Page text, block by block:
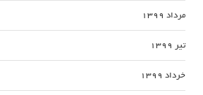
مرداد 1399
تیر 1399
خرداد 1399